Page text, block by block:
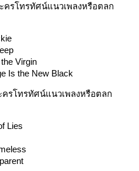
รโทรทัศน์แนวเพลงหรือตลก
Virgin
Is the New Black
รโทรทัศน์แนวเพลงหรือตลก
Lies